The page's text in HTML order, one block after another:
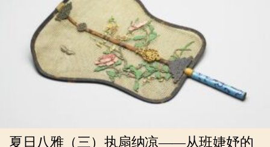
夏日八雅（三）执扇纳凉——从班婕妤的